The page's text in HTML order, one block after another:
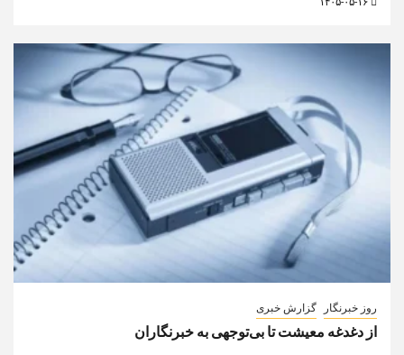
روز خبرنگار گزارش خبری
از دغدغه معیشت تا بی‌توجهی به خبرنگاران